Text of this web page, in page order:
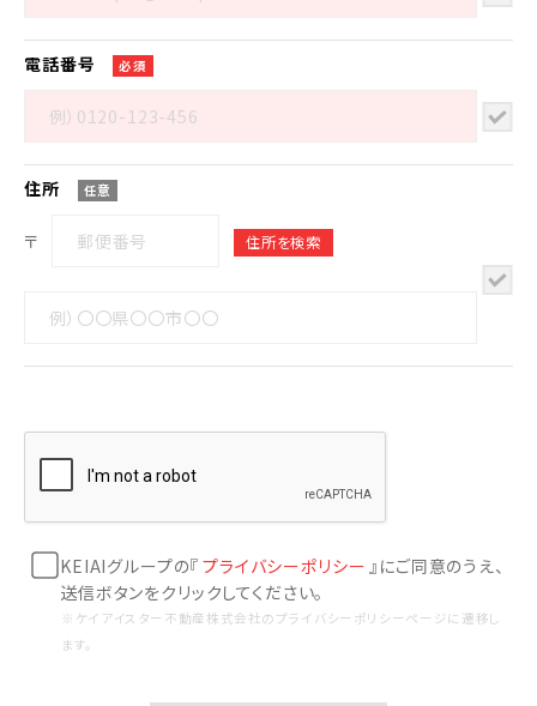
電話番号 必須
住所 任意
〒
KEIAIグループの『 プライバシーポリシー 』にご同意のうえ、
送信ボタンをクリックしてください。
※ケイアイスター不動産株式会社のプライバシーポリシーページに遷移し
ます。